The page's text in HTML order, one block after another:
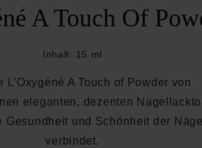
A Touch Of
Inhalt: 15 ml
L’Oxygéné A Touch of Powder von
eleganten, dezenten
Gesundheit und Schönheit der Nägel
verbindet.